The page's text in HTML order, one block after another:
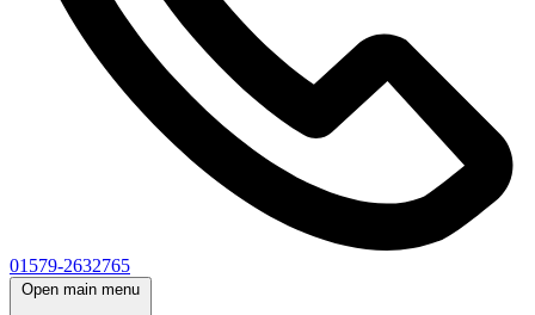
01579-2632765
Open main menu